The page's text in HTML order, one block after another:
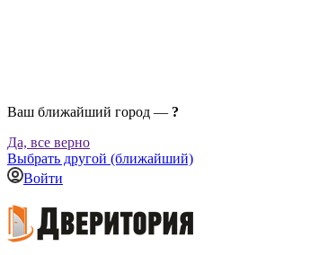
Ваш ближайший город — ?
Да, все верно
Выбрать другой (ближайший)
Войти